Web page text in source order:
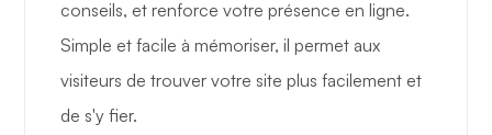
conseils, et renforce votre présence en ligne.
Simple et facile à mémoriser, il permet aux
visiteurs de trouver votre site plus facilement et
de s'y fier.